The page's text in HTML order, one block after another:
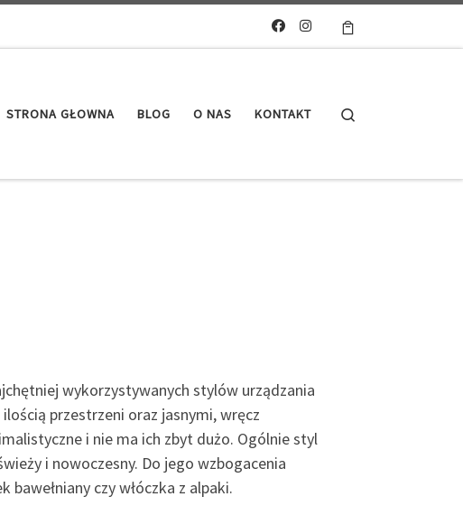
STRONA GŁOWNA BLOG O NAS KONTAKT
wykorzystywanych stylów urządzania
przestrzeni oraz jasnymi, wręcz
i nie ma ich zbyt dużo. Ogólnie styl
i nowoczesny. Do jego wzbogacenia
czy włóczka z alpaki.